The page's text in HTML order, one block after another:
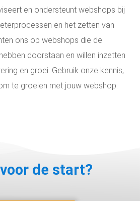
en ondersteunt webshops bij
en het zetten van
ons op webshops die de
doorstaan en willen inzetten
en groei. Gebruik onze kennis,
te groeien met jouw webshop.
de start?